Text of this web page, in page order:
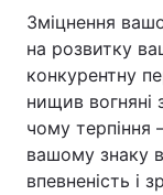
Зміцнення
на розвитку
конкурентну
нищив вогняні
чому терпіння
вашому знаку
впевненість і